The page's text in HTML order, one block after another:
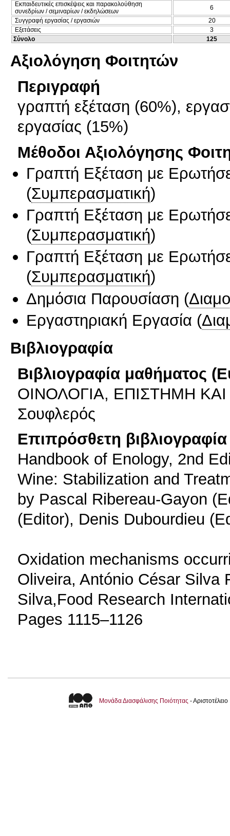
Εκπαιδευτικές επισκέψεις και παρακολούθηση
συνεδρίων / σεμιναρίων / εκδηλώσεων
6
Συγγραφή εργασίας / εργασιών
20
Εξετάσεις
3
Σύνολο
125
Αξιολόγηση Φοιτητών
Περιγραφή
γραπτή εξέταση (60%),
εργασίας (15%)
Μέθοδοι Αξιολόγησης
Γραπτή Εξέταση με
(Συμπερασματική)
Γραπτή Εξέταση με
(Συμπερασματική)
Γραπτή Εξέταση με
(Συμπερασματική)
Δημόσια Παρουσίαση (
Εργαστηριακή Εργασία (
Βιβλιογραφία
Βιβλιογραφία μαθήματος
ΟΙΝΟΛΟΓΙΑ, ΕΠΙΣΤΗΜΗ
Σουφλερός
Επιπρόσθετη βιβλιογραφία
Handbook of Enology, 2nd
Wine: Stabilization and
by Pascal Ribereau-Gayon
(Editor), Denis Dubourdieu
Oxidation mechanisms
Oliveira, António César Silva
Silva,Food Research
Pages 1115–1126
Μονάδα Διασφάλισης Ποιότητας -